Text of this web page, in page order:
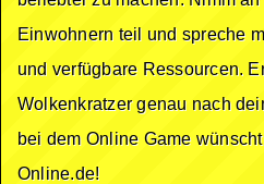
Einwohnern teil und spreche
und verfügbare Ressourcen.
Wolkenkratzer genau nach
bei dem Online Game
Online.de!